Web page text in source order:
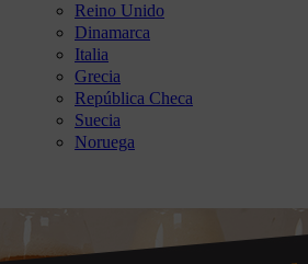
Reino Unido
Dinamarca
Italia
Grecia
República Checa
Suecia
Noruega